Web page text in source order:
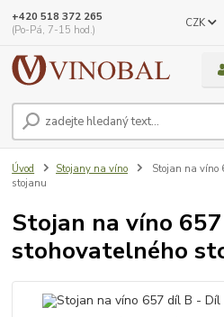
CZK
+420 518 372 265
(Po-Pá, 7-15 hod.)
Úvod Stojany na víno
Stojan na víno
stojanu
Stojan na víno
stohovatelného